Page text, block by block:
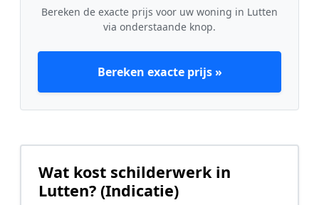
Bereken de exacte prijs voor uw woning in Lutten
via onderstaande knop.
Bereken exacte prijs »
Wat kost schilderwerk in
Lutten? (Indicatie)